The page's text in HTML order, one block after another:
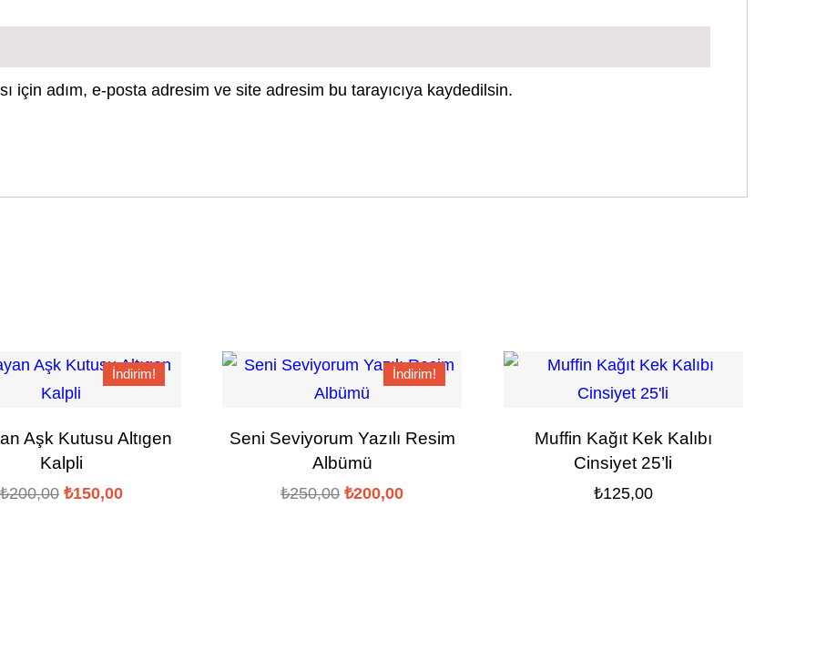
için adım, e-posta adresim ve site adresim bu tarayıcıya kaydedilsin.
İndirim!
Aşk Kutusu Altıgen
Kalpli
₺200,00 Orijinal
₺150,00Şu
İndirim!
Seni Seviyorum Yazılı Resim
Albümü
₺250,00 Orijinal
₺200,00Şu
Muffin Kağıt Kek Kalıbı
Cinsiyet 25’li
₺125,00